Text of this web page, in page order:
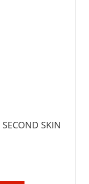
SKIN